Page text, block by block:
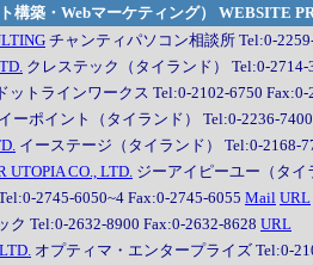
構築・Webマーケティング） WEBSITE
チャンティパソコン相談所 Tel:0-
クレステック（タイランド） Tel:0-2714-
ドットラインワークス Tel:0-2102-6750 Fax:0-
イーポイント（タイランド） Tel:0-2236-
イーステージ（タイランド） Tel:0-2168-
UTOPIA CO., LTD. ジーアイピーユー（タイ
2745-6050~4 Fax:0-2745-6055 Mail URL
ク Tel:0-2632-8900 Fax:0-2632-8628 URL
オプティマ・エンタープライズ Tel:0-